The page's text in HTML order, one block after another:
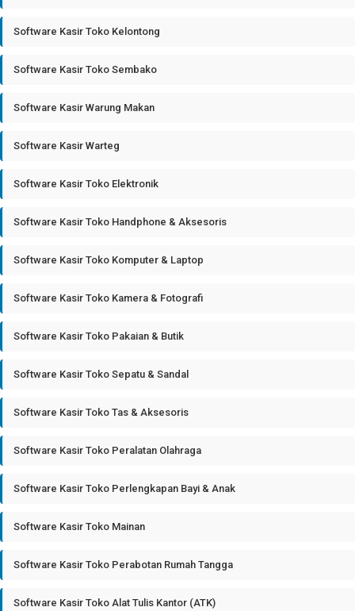
Software Kasir Toko Kelontong
Software Kasir Toko Sembako
Software Kasir Warung Makan
Software Kasir Warteg
Software Kasir Toko Elektronik
Software Kasir Toko Handphone & Aksesoris
Software Kasir Toko Komputer & Laptop
Software Kasir Toko Kamera & Fotografi
Software Kasir Toko Pakaian & Butik
Software Kasir Toko Sepatu & Sandal
Software Kasir Toko Tas & Aksesoris
Software Kasir Toko Peralatan Olahraga
Software Kasir Toko Perlengkapan Bayi & Anak
Software Kasir Toko Mainan
Software Kasir Toko Perabotan Rumah Tangga
Software Kasir Toko Alat Tulis Kantor (ATK)